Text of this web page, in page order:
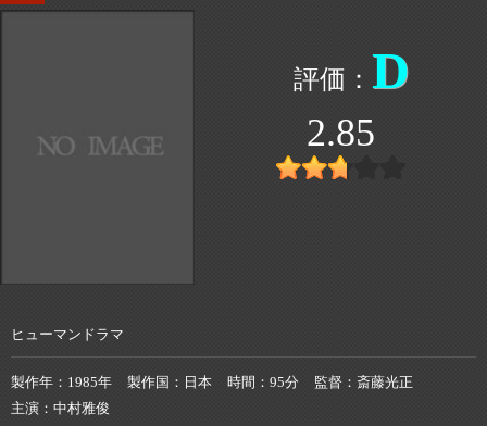
D
2.85
ヒューマンドラマ
製作年 1985年 製作国 日本 時間 95分 監督
斎藤光正
主演
中村雅俊